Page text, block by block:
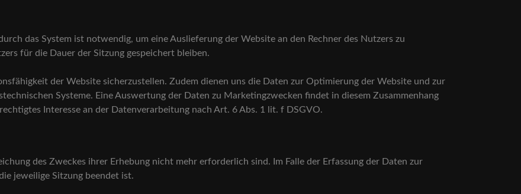
das System ist notwendig, um eine Auslieferung der Website an den Rechner des Nutzers zu
für die Dauer der Sitzung gespeichert bleiben.
der Website sicherzustellen. Zudem dienen uns die Daten zur Optimierung der Website und zur
Systeme. Eine Auswertung der Daten zu Marketingzwecken findet in diesem Zusammenhang
Interesse an der Datenverarbeitung nach Art. 6 Abs. 1 lit. f DSGVO.
des Zweckes ihrer Erhebung nicht mehr erforderlich sind. Im Falle der Erfassung der Daten zur
jeweilige Sitzung beendet ist.